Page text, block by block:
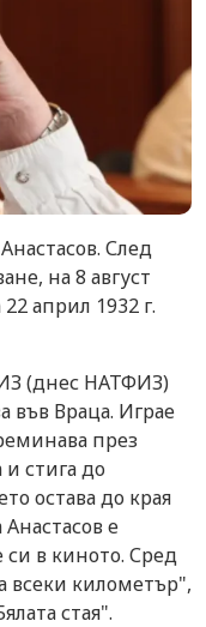
След
на 8 август
април 1932 г.
(днес НАТФИЗ)
във Враца. Играе
през
и стига до
остава до края
е
си в киното. Сред
всеки километър",
стая".